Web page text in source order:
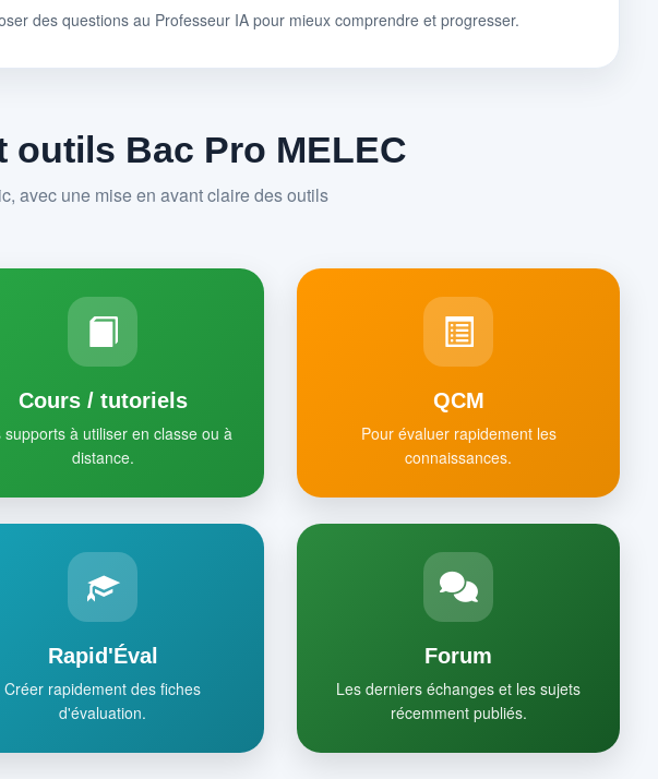
des questions au Professeur IA pour mieux comprendre et progresser.
outils Bac Pro MELEC
avec une mise en avant claire des outils
Cours / tutoriels
supports à utiliser en classe ou à
distance.
QCM
Pour évaluer rapidement les
connaissances.
Rapid'Éval
Créer rapidement des fiches
d'évaluation.
Forum
Les derniers échanges et les sujets
récemment publiés.